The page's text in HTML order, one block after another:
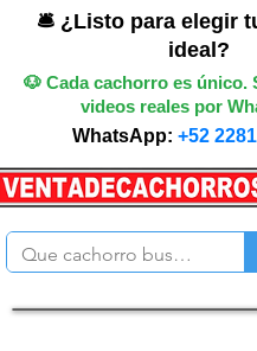
🛎️ ¿Listo para elegir
ideal?
🐶 Cada cachorro es único.
videos reales por
WhatsApp: +52